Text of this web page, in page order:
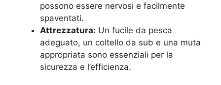
possono essere nervosi e facilmente
spaventati.
Attrezzatura: Un fucile da pesca
adeguato, un coltello da sub e una muta
appropriata sono essenziali per la
sicurezza e l’efficienza.